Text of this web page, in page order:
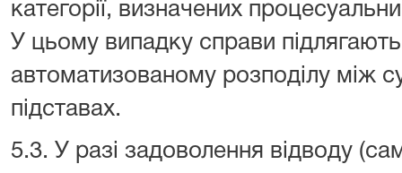
категорії, визначених
У цьому випадку справи
автоматизованому розподілу між
підставах.
5.3. У разі задоволення відводу